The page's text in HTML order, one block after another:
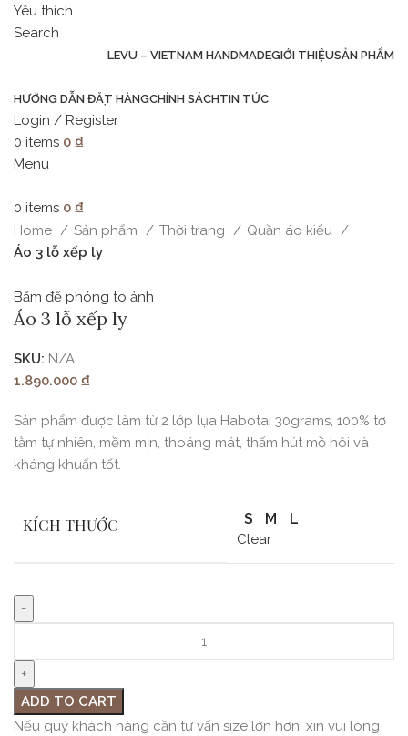
Yêu thích
Search
LEVU – VIETNAM HANDMADEGIỚI THIỆUSẢN PHẨM
HƯỚNG DẪN ĐẶT HÀNGCHÍNH SÁCHTIN TỨC
Login / Register
0 items 0 ₫
Menu
0 items 0 ₫
Home
Sản phẩm Thời trang
Quần áo kiểu
Áo 3 lỗ xếp ly
Bấm để phóng to ảnh
Áo 3 lỗ xếp ly
SKU: N/A
1.890.000 ₫
Sản phẩm được làm từ 2 lớp lụa Habotai 30grams, 100% tơ
tằm tự nhiên, mềm mịn, thoáng mát, thấm hút mồ hôi và
kháng khuẩn tốt.
KÍCH THƯỚC S M L
Clear
ADD TO CART
Nếu quý khách hàng cần tư vấn size lớn hơn, xin vui lòng